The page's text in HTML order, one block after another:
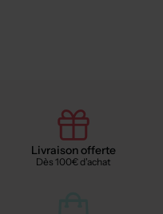
Livraison offerte
Dès 100€ d'achat